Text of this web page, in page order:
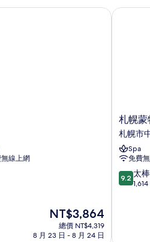
線上網
現
價
NT$3,864
總價 NT$4,319
8 月 23 日 - 8 月 24 日
札
幌
蒙
特
利
埃
德
札幌蒙
札幌市
Spa
免費
9.2
分，
9.2 太
札幌蒙